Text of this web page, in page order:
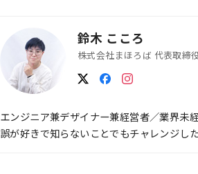
鈴木 こころ
株式会社まほろば 代表取締
エンジニア兼デザイナー兼経営者／業界未
誤が好きで知らないことでもチャレンジし